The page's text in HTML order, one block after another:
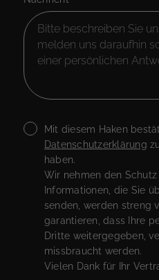
Mit diesem Haken
Datenschutzerklärung
haben.
Wir nehmen den
Informationen, die Sie
senden, werden streng
garantieren, dass Ihre
Dritte weitergegeben,
missbraucht werden.
Vielen Dank für Ihr